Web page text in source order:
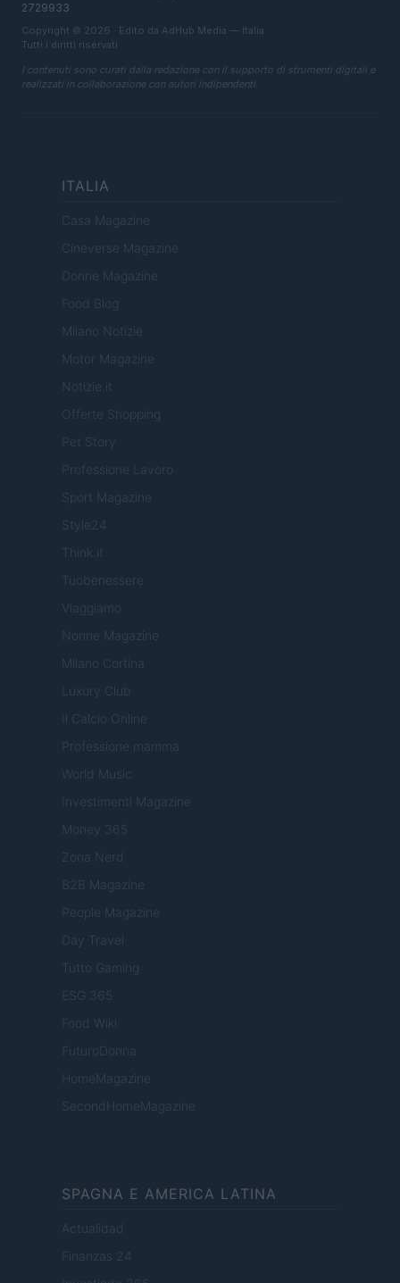
2729933
Copyright © 2026 · Edito da AdHub Media — Italia
Tutti i diritti riservati
I contenuti sono curati dalla redazione con il supporto di strumenti digitali e
realizzati in collaborazione con autori indipendenti.
ITALIA
Casa Magazine
Cineverse Magazine
Donne Magazine
Food Blog
Milano Notizie
Motor Magazine
Notizie.it
Offerte Shopping
Pet Story
Professione Lavoro
Sport Magazine
Style24
Think.it
Tuobenessere
Viaggiamo
Nonne Magazine
Milano Cortina
Luxury Club
Il Calcio Online
Professione mamma
World Music
Investimenti Magazine
Money 365
Zona Nerd
B2B Magazine
People Magazine
Day Travel
Tutto Gaming
ESG 365
Food Wiki
FuturoDonna
HomeMagazine
SecondHomeMagazine
SPAGNA E AMERICA LATINA
Actualidad
Finanzas 24